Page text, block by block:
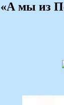
мы из